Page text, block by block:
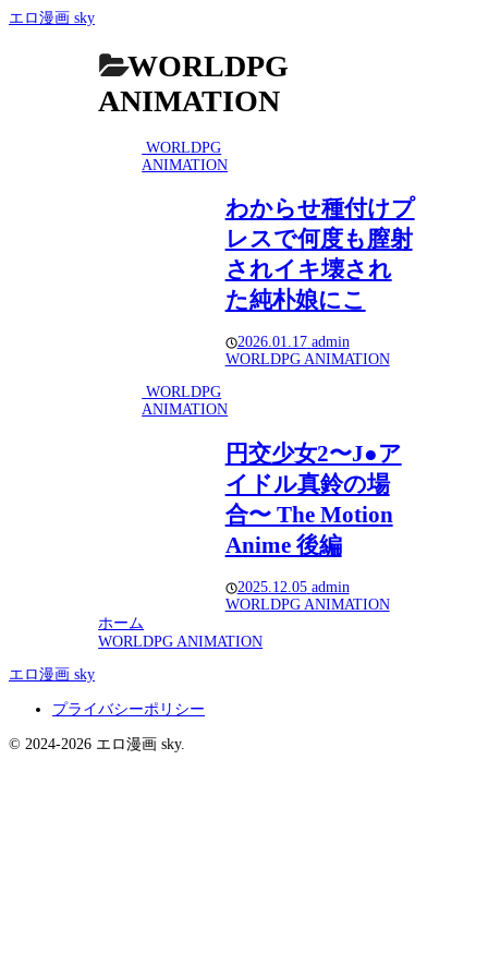
エロ漫画 sky
WORLDPG
ANIMATION
WORLDPG
ANIMATION
わからせ種付けプ
レスで何度も膣射
されイキ壊され
た純朴娘にこ
2026.01.17 admin
WORLDPG ANIMATION
WORLDPG
ANIMATION
円交少女2〜J●ア
イドル真鈴の場
合〜 The Motion
Anime 後編
2025.12.05 admin
WORLDPG ANIMATION
ホーム
WORLDPG ANIMATION
エロ漫画 sky
プライバシーポリシー
© 2024-2026 エロ漫画 sky.